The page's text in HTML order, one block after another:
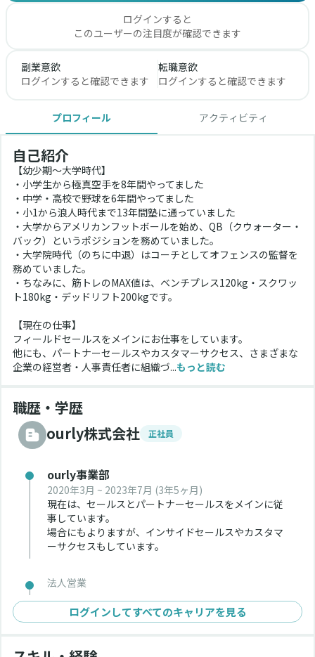
ログインすると
このユーザーの注目度が確認できます
副業意欲
ログインすると確認できます
転職意欲
ログインすると確認できます
プロフィール アクティビティ
自己紹介
【幼少期〜大学時代】
・小学生から極真空手を8年間やってました
・中学・高校で野球を6年間やってました
・小1から浪人時代まで13年間塾に通っていました
・大学からアメリカンフットボールを始め、QB（クウォーター・
バック）というポジションを務めていました。
・大学院時代（のちに中退）はコーチとしてオフェンスの監督を
務めていました。
・ちなみに、筋トレのMAX値は、ベンチプレス120kg・スクワッ
ト180kg・デッドリフト200kgです。
【現在の仕事】
フィールドセールスをメインにお仕事をしています。
他にも、パートナーセールスやカスタマーサクセス、さまざまな
企業の経営者・人事責任者に組織づ...もっと読む
職歴・学歴
ourly株式会社
正社員
ourly事業部
2020年3月 ~ 2023年7月 (3年5ヶ月)
現在は、セールスとパートナーセールスをメインに従
事しています。
場合にもよりますが、インサイドセールスやカスタマ
ーサクセスもしています。
法人営業
ログインしてすべてのキャリアを見る